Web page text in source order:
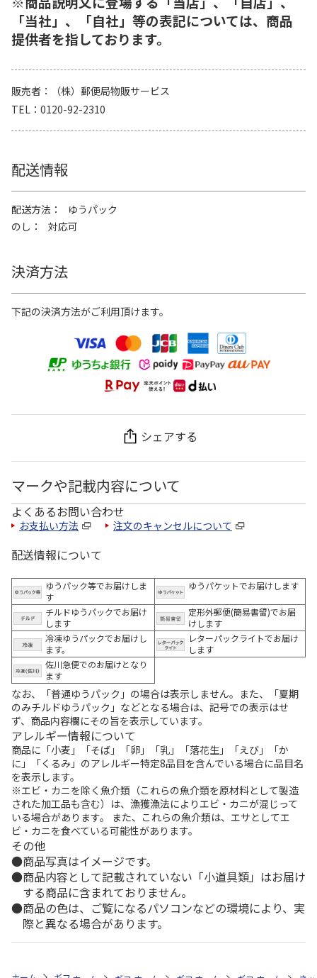
「当社」、「自社」等の表記については、商品
提供者を指しております。
販売者
（株）郵便局物販サービス
TEL
0120-92-2310
配送情報
配送方法
ゆうパック
のし
対応可
決済方法
下記の決済方法がご利用頂けます。
シェアする
マークや記載内容について
よくあるお問い合わせ
お支払い方法 注文のキャンセルについて
配送情報について
ゆうパック等でお届けしま
す
ゆうパケットでお届けします
チルドゆうパックでお届け
します
定形外郵便(簡易書留)でお届
けします
冷凍ゆうパックでお届けし
ます。
レターパックライトでお届け
します
佐川急便でのお届けとなり
ます
なお、「普通ゆうパック」の場合は表示しません。また、「夏期
のみチルドゆうパック」などとなる場合は、記号での表示はせ
ず、商品内容欄にその旨を表示しています。
アレルギー情報について
商品に「小麦」「そば」「卵」「乳」「落花生」「えび」「か
に」「くるみ」のアレルギー特定8品目を含んでいる場合に品目名
を表示します。
※エビ・カニを除く魚介類（これらの魚介類を原材料として製造
された加工品も含む）は、漁獲漁法によりエビ・カニが混じって
いる場合があります。 また、これらの魚介類は、エサとしてエ
ビ・カニを食べている可能性があります。
その他
商品写真はイメージです。
商品内容として記載されていない「小道具類」はお届け
する商品に含まれておりません。
商品の色は、ご覧になるパソコンなどの環境により、実
際と異なる場合があります。